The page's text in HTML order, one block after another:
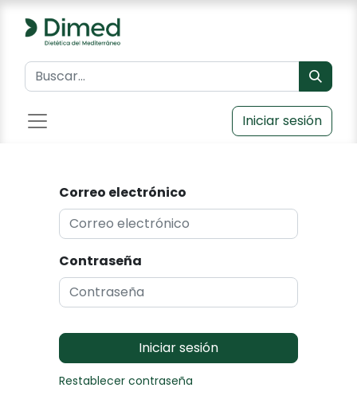
Iniciar sesión
Correo electrónico
Contraseña
Iniciar sesión
Restablecer contraseña